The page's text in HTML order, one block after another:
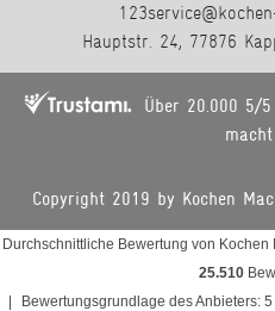
Hauptstr. 24, 77876
Über 20.000 5/
Copyright 2019 by Kochen
Durchschnittliche Bewertung von Kochen
25.510
Bewertungsgrundlage des Anbieters: